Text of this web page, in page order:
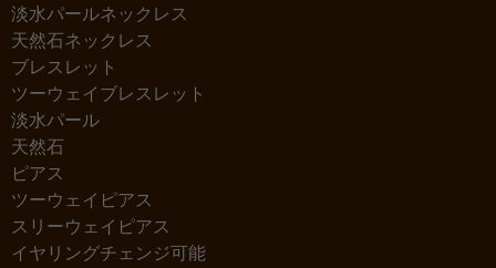
淡水パールネックレス
天然石ネックレス
ブレスレット
ツーウェイブレスレット
淡水パール
天然石
ピアス
ツーウェイピアス
スリーウェイピアス
イヤリングチェンジ可能